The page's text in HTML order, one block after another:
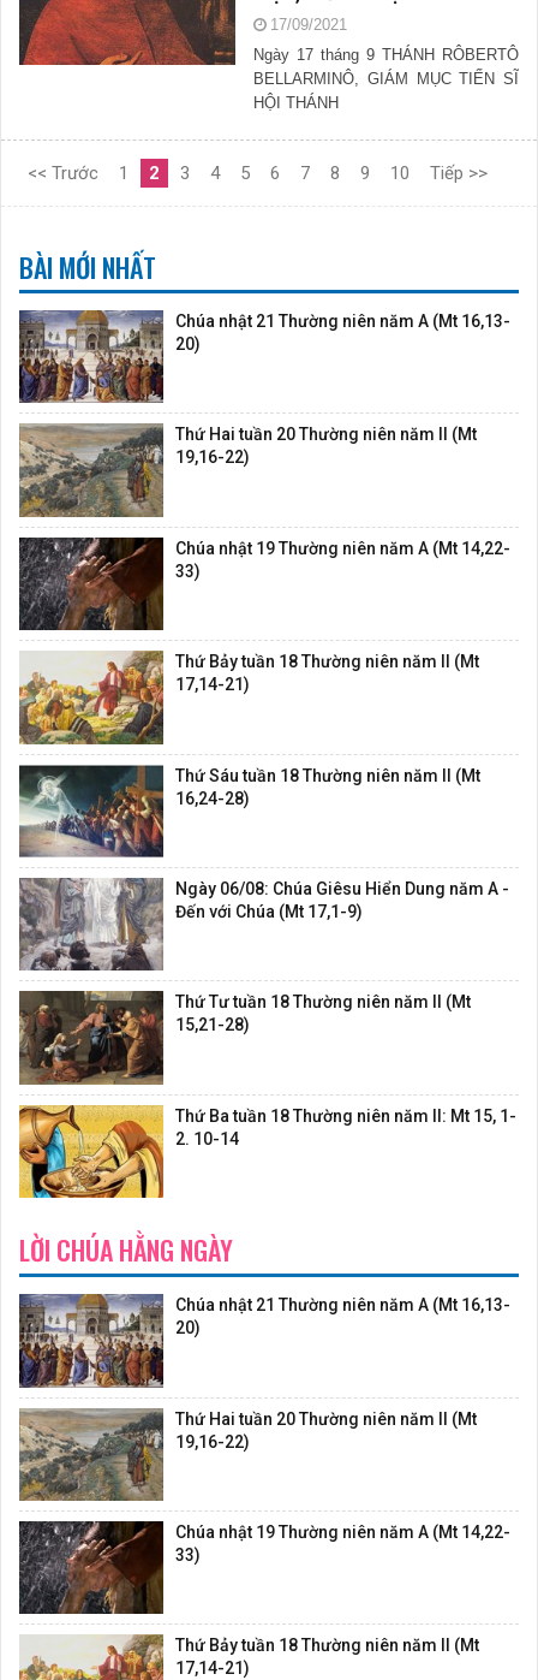
17/09/2021
Ngày 17 tháng 9 THÁNH RÔBERTÔ
BELLARMINÔ, GIÁM MỤC TIẾN SĨ
HỘI THÁNH
<< Trước 1 2 3 4 5 6 7 8 9 10 Tiếp >>
BÀI MỚI NHẤT
Chúa nhật 21 Thường niên năm A (Mt 16,13-
20)
Thứ Hai tuần 20 Thường niên năm II (Mt
19,16-22)
Chúa nhật 19 Thường niên năm A (Mt 14,22-
33)
Thứ Bảy tuần 18 Thường niên năm II (Mt
17,14-21)
Thứ Sáu tuần 18 Thường niên năm II (Mt
16,24-28)
Ngày 06/08: Chúa Giêsu Hiển Dung năm A -
Đến với Chúa (Mt 17,1-9)
Thứ Tư tuần 18 Thường niên năm II (Mt
15,21-28)
Thứ Ba tuần 18 Thường niên năm II: Mt 15, 1-
2. 10-14
LỜI CHÚA HẰNG NGÀY
Chúa nhật 21 Thường niên năm A (Mt 16,13-
20)
Thứ Hai tuần 20 Thường niên năm II (Mt
19,16-22)
Chúa nhật 19 Thường niên năm A (Mt 14,22-
33)
Thứ Bảy tuần 18 Thường niên năm II (Mt
17,14-21)